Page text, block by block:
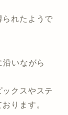
れたようで
いながら
クスやステ
ります。